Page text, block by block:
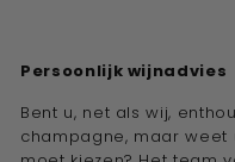
Persoonlijk wijnadvies
Bent u, net als wij,
champagne, maar